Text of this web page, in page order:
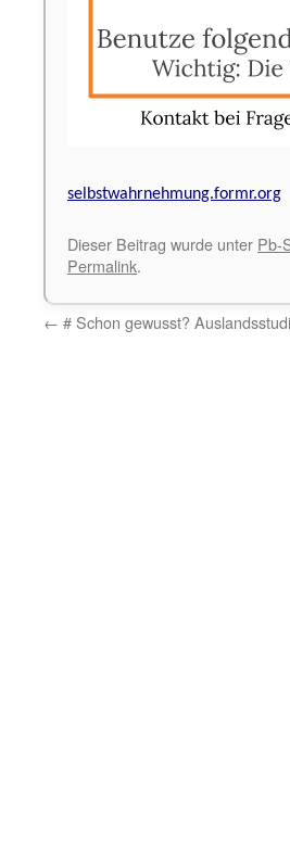
selbstwahrnehmung.formr.org
Dieser Beitrag wurde unter Pb-
Permalink.
← # Schon gewusst?